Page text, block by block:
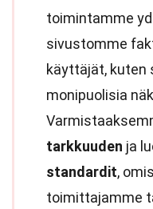
toimintamme
sivustomme
käyttäjät, kuten
monipuolisia
tarkkuuden ja
standardit,
toimittajamme